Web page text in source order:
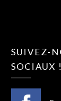
SUIVEZ-
SOCIAUX !